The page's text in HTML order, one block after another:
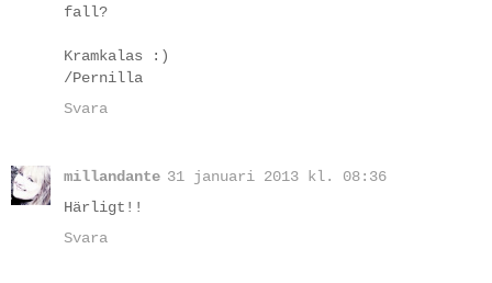
fall?
Kramkalas :)
/Pernilla
Svara
millandante 31 januari 2013 kl. 08:36
Härligt!!
Svara